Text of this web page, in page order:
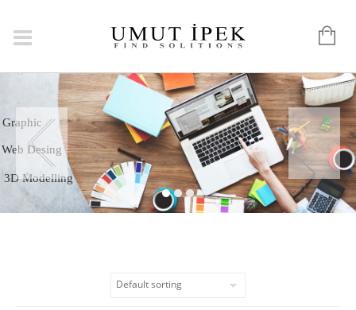
3D Modelling
Graphic
Web Desing